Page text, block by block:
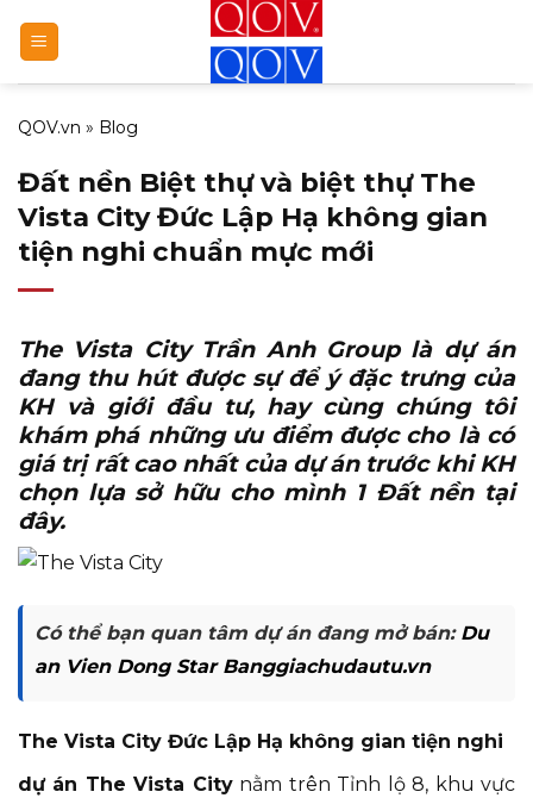
qua
nội
dung
QOV.vn » Blog
Đất nền Biệt thự và biệt thự The
Vista City Đức Lập Hạ không gian
tiện nghi chuẩn mực mới
The Vista City Trần Anh Grouplà dự án
đang thu hút được sự để ý đặc trưng của
KH và giới đầu tư, hay cùng chúng tôi
khám phá những ưu điểm được cho là có
giá trị rất cao nhất của dự án trước khi KH
chọn lựa sở hữu cho mình 1 Đất nền tại
đây.
Có thể bạn quan tâm dự án đang mở bán: Du
an Vien Dong Star Banggiachudautu.vn
The Vista City Đức Lập Hạ không gian tiện nghi
dự án The Vista Citynằm trên Tỉnh lộ 8, khu vực